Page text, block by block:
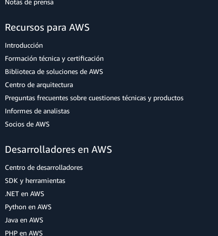
Notas de prensa
Recursos para AWS
Introducción
Formación técnica y certificación
Biblioteca de soluciones de AWS
Centro de arquitectura
Preguntas frecuentes sobre cuestiones técnicas y productos
Informes de analistas
Socios de AWS
Desarrolladores en AWS
Centro de desarrolladores
SDK y herramientas
.NET en AWS
Python en AWS
Java en AWS
PHP en AWS